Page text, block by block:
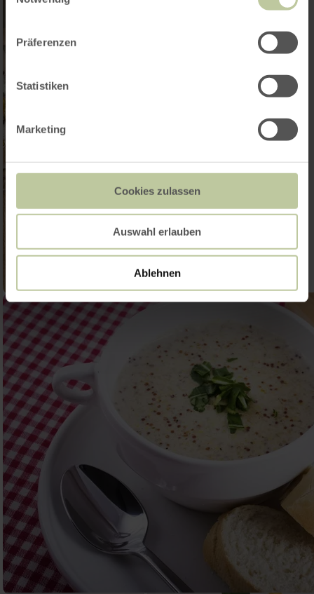
Präferenzen
Statistiken
Marketing
Cookies zulassen
Auswahl erlauben
Ablehnen